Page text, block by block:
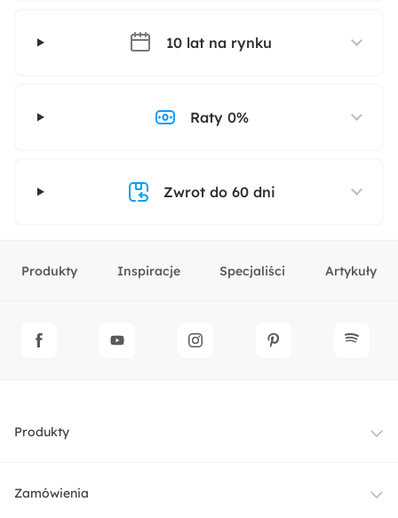
10 lat na rynku
Raty 0%
Zwrot do 60 dni
Produkty Inspiracje Specjaliści Artykuły
Produkty
Meble
Zamówienia